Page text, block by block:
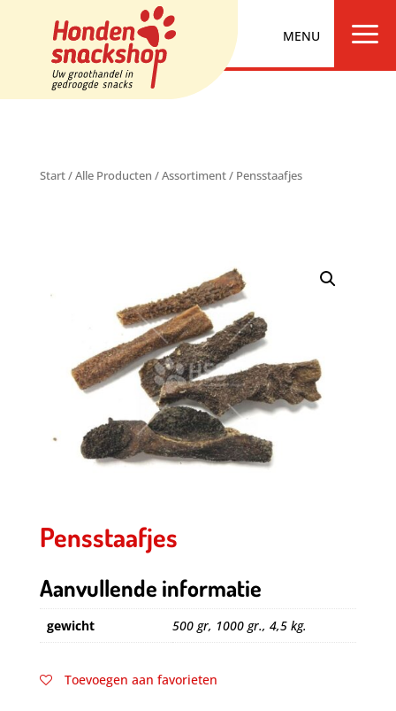
a
Start/Alle Producten /Assortiment/ Pensstaafjes
Pensstaafjes
Aanvullende informatie
gewicht 500 gr, 1000 gr., 4,5 kg.
Toevoegen aan favorieten